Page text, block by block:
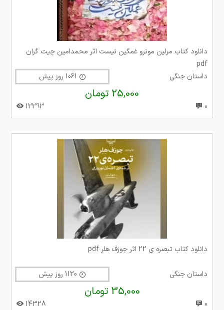
دانلود کتاب مرلین مونرو غمگین نیست اثر محمدامین چیت گران
pdf
داستان جنگی
25,000 تومان
0
12293
دانلود کتاب تبصره ی 22 اثر جوزف هلر pdf
داستان جنگی
35,000 تومان
0
14328